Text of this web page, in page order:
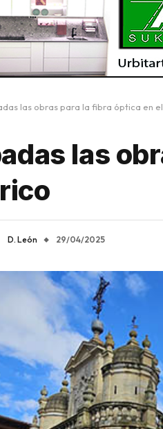
las obras para la fibra óptica en
las
D. León 29/04/2025